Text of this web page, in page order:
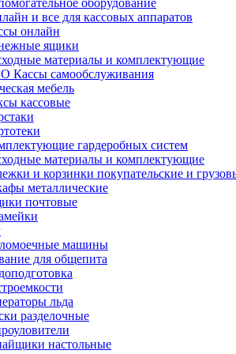
оборудование
и все для кассовых аппаратов
онлайн
ящики
материалы и комплектующие
Кассы самообслуживания
мебель
кассовые
гардеробных систем
материалы и комплектующие
и корзинки покупательские и
металлические
почтовые
машины
для общепита
льда
разделочные
настольные